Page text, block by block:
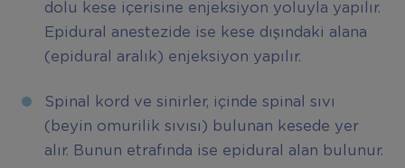
dolu kese içerisine enjeksiyon yoluyla yapılır.
Epidural anestezide ise kese dışındaki alana
(epidural aralık) enjeksiyon yapılır.
Spinal kord ve sinirler, içinde spinal sıvı
(beyin omurilik sıvısı) bulunan kesede yer
alır. Bunun etrafında ise epidural alan bulunur.